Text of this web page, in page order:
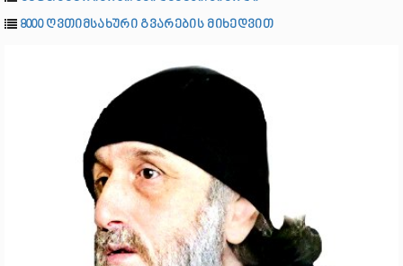
8000 ღვთიმსახური გვარების მიხედვით